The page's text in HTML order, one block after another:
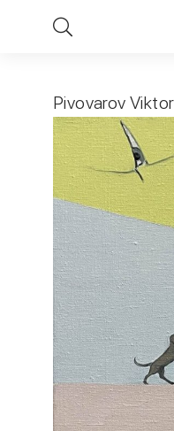
Pivovarov Viktor